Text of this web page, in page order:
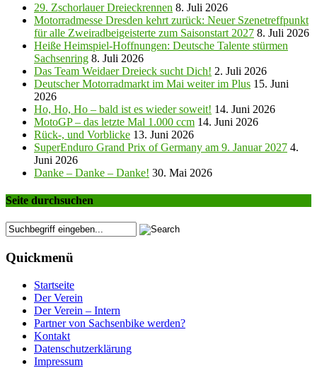
29. Zschorlauer Dreieckrennen 8. Juli 2026
Motorradmesse Dresden kehrt zurück: Neuer Szenetreffpunkt
für alle Zweiradbeigeisterte zum Saisonstart 2027 8. Juli 2026
Heiße Heimspiel-Hoffnungen: Deutsche Talente stürmen
Sachsenring 8. Juli 2026
Das Team Weidaer Dreieck sucht Dich! 2. Juli 2026
Deutscher Motorradmarkt im Mai weiter im Plus 15. Juni
2026
Ho, Ho, Ho – bald ist es wieder soweit! 14. Juni 2026
MotoGP – das letzte Mal 1.000 ccm 14. Juni 2026
Rück-, und Vorblicke 13. Juni 2026
SuperEnduro Grand Prix of Germany am 9. Januar 2027 4.
Juni 2026
Danke – Danke – Danke! 30. Mai 2026
Seite durchsuchen
Quickmenü
Startseite
Der Verein
Der Verein – Intern
Partner von Sachsenbike werden?
Kontakt
Datenschutzerklärung
Impressum